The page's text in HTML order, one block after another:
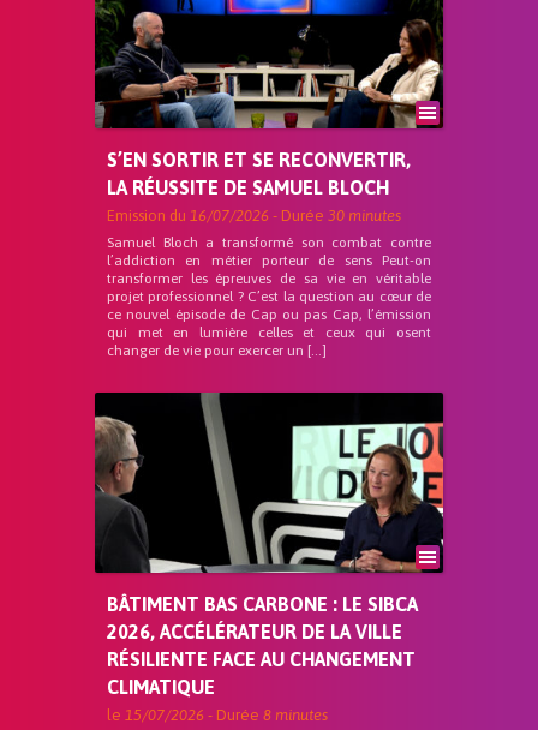
S’EN SORTIR ET SE RECONVERTIR,
LA RÉUSSITE DE SAMUEL BLOCH
Emission du 16/07/2026 - Durée 30 minutes
Samuel Bloch a transformé son combat contre
l’addiction en métier porteur de sens Peut-on
transformer les épreuves de sa vie en véritable
projet professionnel ? C’est la question au cœur de
ce nouvel épisode de Cap ou pas Cap, l’émission
qui met en lumière celles et ceux qui osent
changer de vie pour exercer un […]
BÂTIMENT BAS CARBONE : LE SIBCA
2026, ACCÉLÉRATEUR DE LA VILLE
RÉSILIENTE FACE AU CHANGEMENT
CLIMATIQUE
le 15/07/2026 - Durée 8 minutes